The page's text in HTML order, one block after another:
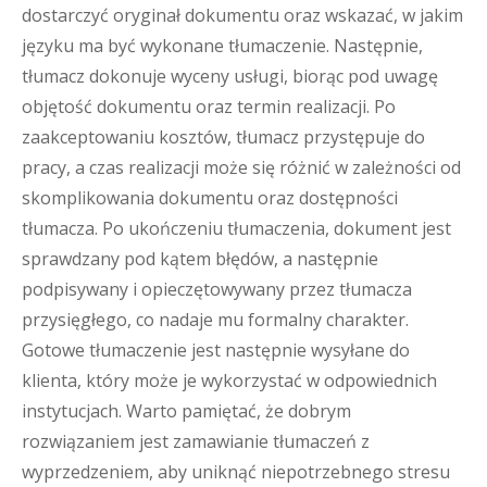
dostarczyć oryginał dokumentu oraz wskazać, w jakim
języku ma być wykonane tłumaczenie. Następnie,
tłumacz dokonuje wyceny usługi, biorąc pod uwagę
objętość dokumentu oraz termin realizacji. Po
zaakceptowaniu kosztów, tłumacz przystępuje do
pracy, a czas realizacji może się różnić w zależności od
skomplikowania dokumentu oraz dostępności
tłumacza. Po ukończeniu tłumaczenia, dokument jest
sprawdzany pod kątem błędów, a następnie
podpisywany i opieczętowywany przez tłumacza
przysięgłego, co nadaje mu formalny charakter.
Gotowe tłumaczenie jest następnie wysyłane do
klienta, który może je wykorzystać w odpowiednich
instytucjach. Warto pamiętać, że dobrym
rozwiązaniem jest zamawianie tłumaczeń z
wyprzedzeniem, aby uniknąć niepotrzebnego stresu